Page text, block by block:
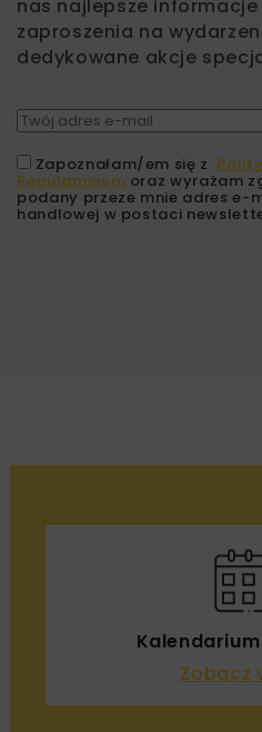
nas najlepsze informacje
zaproszenia na
dedykowane akcje
Zapoznałam/em się z
Regulaminem oraz wyrażam
podany przeze mnie adres e-
handlowej w postaci
Zobacz